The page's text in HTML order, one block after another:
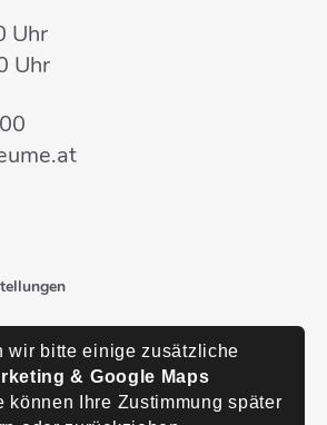
Uhr
Uhr
wir bitte einige zusätzliche
& Google Maps
können Ihre Zustimmung später